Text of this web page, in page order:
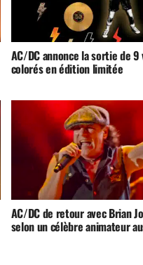
AC/DC annonce la sortie de 9
colorés en édition limitée
AC/DC de retour avec Brian
selon un célèbre animateur